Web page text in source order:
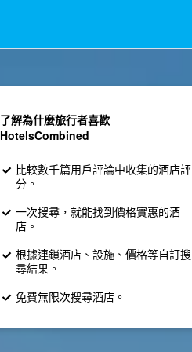
了解為什麼旅行者喜歡
HotelsCombined
比較數千篇用戶評論中收集的酒店評
分。
一次搜尋，就能找到價格實惠的酒
店。
根據連鎖酒店、設施、價格等自訂搜
尋結果。
免費無限次搜尋酒店。